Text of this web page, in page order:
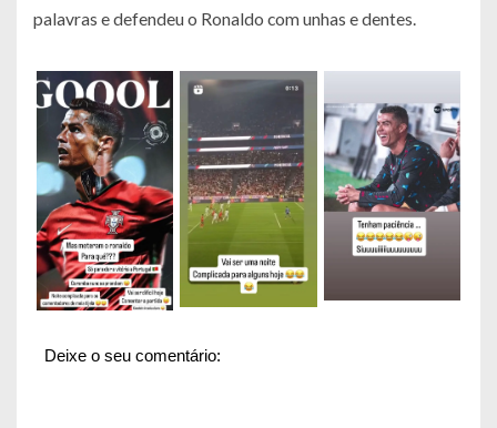
palavras e defendeu o Ronaldo com unhas e dentes.
Deixe o seu comentário: